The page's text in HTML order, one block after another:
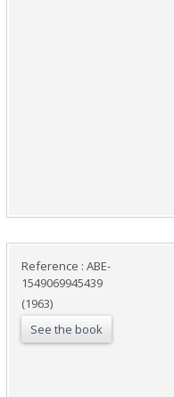
Reference : ABE-
1549069945439
(1963)
See the book